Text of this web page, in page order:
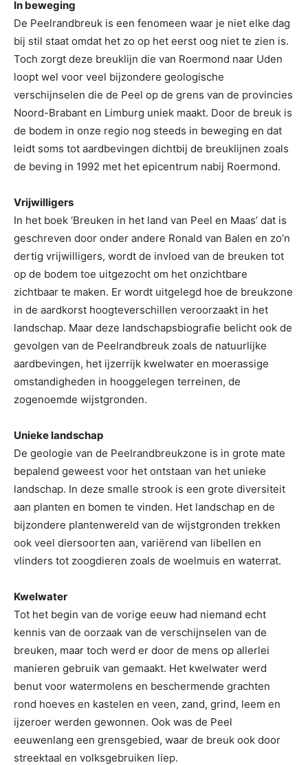
In beweging
De Peelrandbreuk is een fenomeen waar je niet elke dag
bij stil staat omdat het zo op het eerst oog niet te zien is.
Toch zorgt deze breuklijn die van Roermond naar Uden
loopt wel voor veel bijzondere geologische
verschijnselen die de Peel op de grens van de provincies
Noord-Brabant en Limburg uniek maakt. Door de breuk is
de bodem in onze regio nog steeds in beweging en dat
leidt soms tot aardbevingen dichtbij de breuklijnen zoals
de beving in 1992 met het epicentrum nabij Roermond.
Vrijwilligers
In het boek ‘Breuken in het land van Peel en Maas’ dat is
geschreven door onder andere Ronald van Balen en zo’n
dertig vrijwilligers, wordt de invloed van de breuken tot
op de bodem toe uitgezocht om het onzichtbare
zichtbaar te maken. Er wordt uitgelegd hoe de breukzone
in de aardkorst hoogteverschillen veroorzaakt in het
landschap. Maar deze landschapsbiografie belicht ook de
gevolgen van de Peelrandbreuk zoals de natuurlijke
aardbevingen, het ijzerrijk kwelwater en moerassige
omstandigheden in hooggelegen terreinen, de
zogenoemde wijstgronden.
Unieke landschap
De geologie van de Peelrandbreukzone is in grote mate
bepalend geweest voor het ontstaan van het unieke
landschap. In deze smalle strook is een grote diversiteit
aan planten en bomen te vinden. Het landschap en de
bijzondere plantenwereld van de wijstgronden trekken
ook veel diersoorten aan, variërend van libellen en
vlinders tot zoogdieren zoals de woelmuis en waterrat.
Kwelwater
Tot het begin van de vorige eeuw had niemand echt
kennis van de oorzaak van de verschijnselen van de
breuken, maar toch werd er door de mens op allerlei
manieren gebruik van gemaakt. Het kwelwater werd
benut voor watermolens en beschermende grachten
rond hoeves en kastelen en veen, zand, grind, leem en
ijzeroer werden gewonnen. Ook was de Peel
eeuwenlang een grensgebied, waar de breuk ook door
streektaal en volksgebruiken liep.